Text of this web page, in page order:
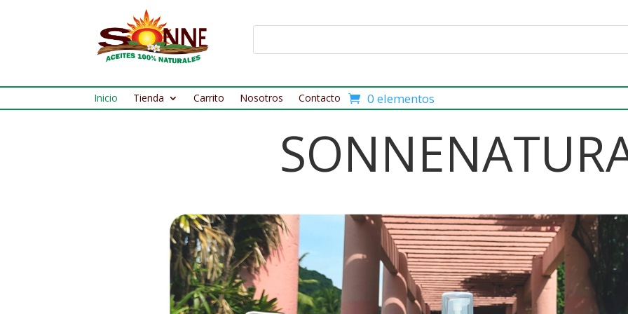
Inicio Tienda Carrito Nosotros Contacto 0 elementos